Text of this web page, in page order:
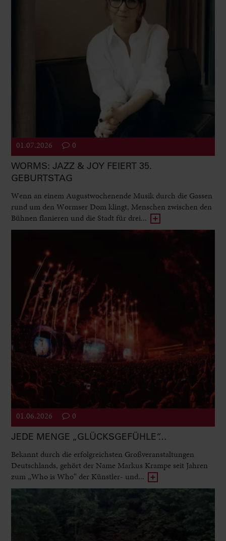
01.07.2026 0
WORMS: JAZZ & JOY FEIERT 35.
GEBURTSTAG
Wenn an einem Augustwochenende Musik durch die Gassen
rund um den Wormser Dom klingt, Menschen zwischen den
Bühnen flanieren und die Stadt für drei...
01.06.2026 0
JEDE MENGE „GLÜCKSGEFÜHLE“…
Bekannt durch die erfolgreichsten Großveranstaltungen
Deutschlands, gehört der Name Markus Krampe seit Jahren
zum „Who is Who“ der Künstler- und...